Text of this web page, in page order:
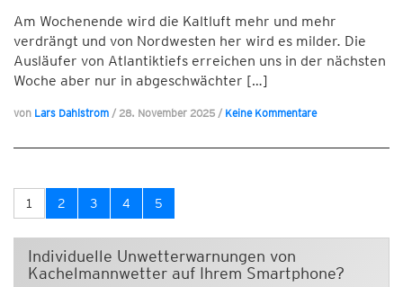
Am Wochenende wird die Kaltluft mehr und mehr
verdrängt und von Nordwesten her wird es milder. Die
Ausläufer von Atlantiktiefs erreichen uns in der nächsten
Woche aber nur in abgeschwächter […]
von Lars Dahlstrom / 28. November 2025 / Keine Kommentare
1 2 3 4 5
Individuelle Unwetterwarnungen von
Kachelmannwetter auf Ihrem Smartphone?